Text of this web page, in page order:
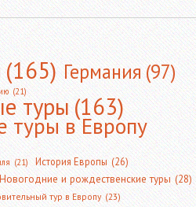
(165) Германия(97)
(21)
туры(163)
туры в Европу
(21) История Европы (26)
Новогодние и рождественские туры (28)
тур в Европу (23)